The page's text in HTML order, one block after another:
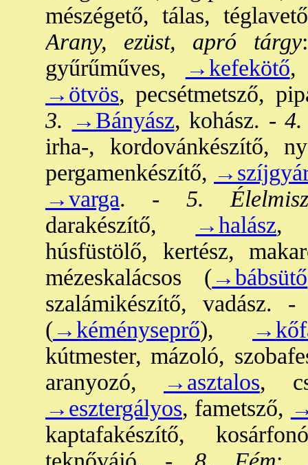
mészégető, tálas,
Arany, ezüst, apró tárgy
gyűrűműves,
→kefekötő,
→ötvös, pecsétmetsző,
3.
→Bányász, kohász. -
irha-, kordovánkészítő,
pergamenkészítő,
→varga. - 5.
darakészítő,
→halász,
húsfüstölő, kertész,
mézeskalácsos (→bábsütő
szalámikészítő, vadász. -
(→kéményseprő),
kútmester, mázoló,
aranyozó,
→asztalos,
→esztergályos, fametsző,
kaptafakészítő,